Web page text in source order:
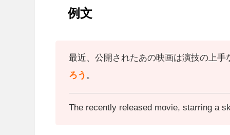
例文
最近、公開されたあの映画は演技の上
ろう 。
The recently released movie, starring a